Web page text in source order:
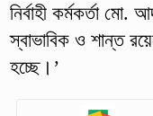
নির্বাহী কর্মকর্তা মো.
স্বাভাবিক ও শান্ত
হচ্ছে।’